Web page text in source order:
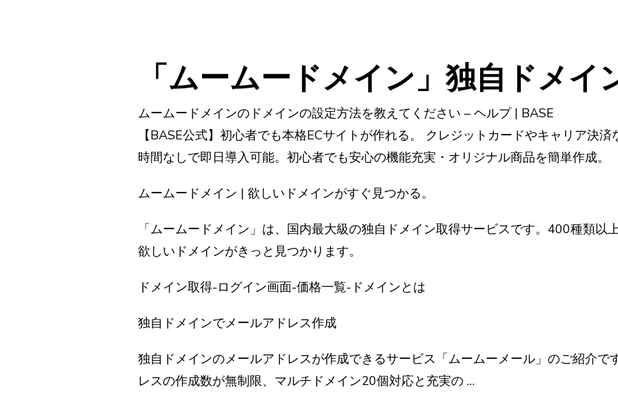
「ムームードメイン」独自ドメイ
ムームードメインのドメインの設定方法を教えてください – ヘルプ | BASE
【BASE公式】初心者でも本格ECサイトが作れる。 クレジットカードやキャリア決
時間なしで即日導入可能。初心者でも安心の機能充実・オリジナル商品を簡単作成。
ムームードメイン | 欲しいドメインがすぐ見つかる。
「ムームードメイン」は、国内最大級の独自ドメイン取得サービスです。400種類以
欲しいドメインがきっと見つかります。
ドメイン取得-ログイン画面-価格一覧-ドメインとは
独自ドメインでメールアドレス作成
独自ドメインのメールアドレスが作成できるサービス「ムームーメール」のご紹介で
レスの作成数が無制限、マルチドメイン20個対応と充実の …